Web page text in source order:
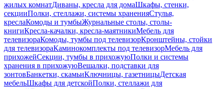
жилых комнатДиваны, кресла для домаШкафы, стенки,
секцииПолки, стеллажи, системы храненияСтулья,
креслаКомоды и тумбыЖурнальные столы, столы-
книгиКресла-качалки, кресла-маятникиМебель для
телевизораКомоды, тумбы под телевизорКронштейны, стойки
для телевизораКаминокомплекты под телевизорМебель для
прихожейСекции, тумбы в прихожуюПолки и системы
хранения в прихожуюВешалки, подставки для
зонтовБанкетки, скамьиКлючницы, газетницыДетская
мебельШкафы для детскойПолки, стеллажи для